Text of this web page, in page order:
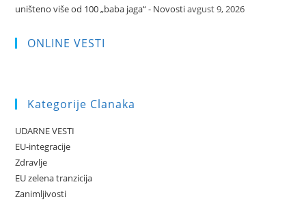
uništeno više od 100 „baba jaga“ - Novostiavgust 9, 2026
ONLINE VESTI
Kategorije Clanaka
UDARNE VESTI
EU-integracije
Zdravlje
EU zelena tranzicija
Zanimljivosti